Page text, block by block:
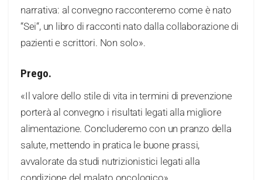
narrativa: al convegno racconteremo come è nato
“Sei“, un libro di racconti nato dalla collaborazione di
pazienti e scrittori. Non solo».
Prego.
«Il valore dello stile di vita in termini di prevenzione
porterà al convegno i risultati legati alla migliore
alimentazione. Concluderemo con un pranzo della
salute, mettendo in pratica le buone prassi,
avvalorate da studi nutrizionistici legati alla
condizione del malato oncologico».